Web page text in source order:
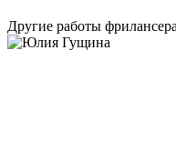
Другие работы фрилансера